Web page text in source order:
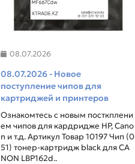
Чип (070H) black 10,2 K для
CANON
LBP243dw,LBP246dw,MF465dw,
MF463dw
12127
В наличии ✓
08.07.2026
08.07.2026 - Новое
поступление чипов для
картриджей и принтеров
Ознакомтесь с новым посткплени
ем чипов для кардридже HP, Cano
n и т.д. Артикул Товар 10197 Чип (0
51) тонер-картридж black для CA
NON LBP162d..